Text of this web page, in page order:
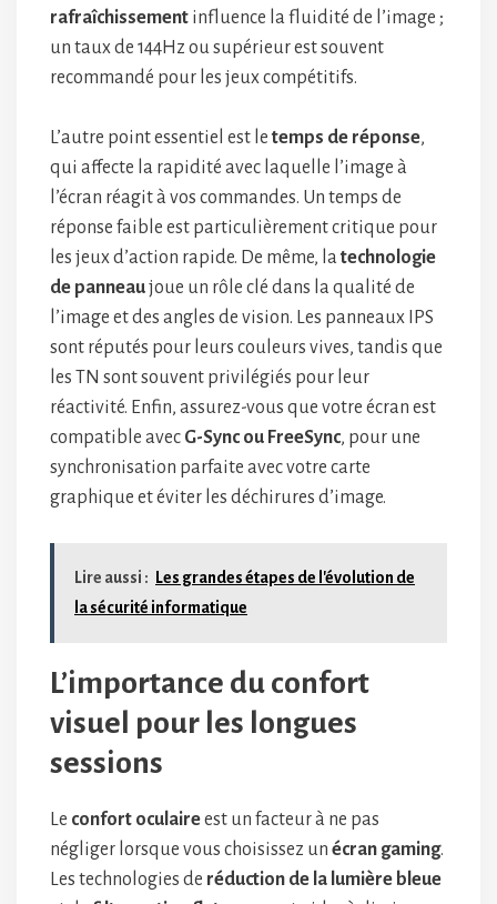
rafraîchissement influence la fluidité de l’image ;
un taux de 144Hz ou supérieur est souvent
recommandé pour les jeux compétitifs.
L’autre point essentiel est le temps de réponse,
qui affecte la rapidité avec laquelle l’image à
l’écran réagit à vos commandes. Un temps de
réponse faible est particulièrement critique pour
les jeux d’action rapide. De même, latechnologie
de panneaujoue un rôle clé dans la qualité de
l’image et des angles de vision. Les panneaux IPS
sont réputés pour leurs couleurs vives, tandis que
les TN sont souvent privilégiés pour leur
réactivité. Enfin, assurez-vous que votre écran est
compatible avec G-Sync ou FreeSync, pour une
synchronisation parfaite avec votre carte
graphique et éviter les déchirures d’image.
Lire aussi :
Les grandes étapes de l'évolution de
la sécurité informatique
L’importance du confort
visuel pour les longues
sessions
Le confort oculaireest un facteur à ne pas
négliger lorsque vous choisissez un écran gaming.
Les technologies de réduction de la lumière bleue